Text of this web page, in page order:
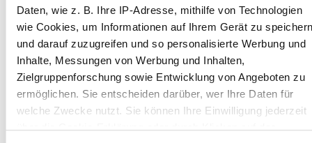
Daten, wie z. B. Ihre IP-Adresse, mithilfe von Technologien
wie Cookies, um Informationen auf Ihrem Gerät zu speichern
und darauf zuzugreifen und so personalisierte Werbung und
Inhalte, Messungen von Werbung und Inhalten,
Zielgruppenforschung sowie Entwicklung von Angeboten zu
ermöglichen. Sie entscheiden darüber, wer Ihre Daten für
welche Zwecke nutzt. Sie können Ihre Einwilligung jederzeit
über die Cookie-Erklärung oder durch Klicken auf das
grafische Gebilde eine mögliche logische
Weiterentwicklung aus der Praxis und
Formensprache der urbanen Kunst.
Überraschenderweise fügen sich seine
Gebäudeerweiterungen dabei ebenso gut an
Zeichnungen barocker englischer Landschlösser
wie – naheliegender – an historische Fotografien
rund um die Völklinger Hütte. Sehen wir eine